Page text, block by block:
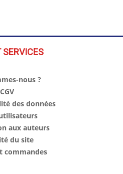
SERVICES
nous ?
CGV
des données
aux auteurs
du site
commandes